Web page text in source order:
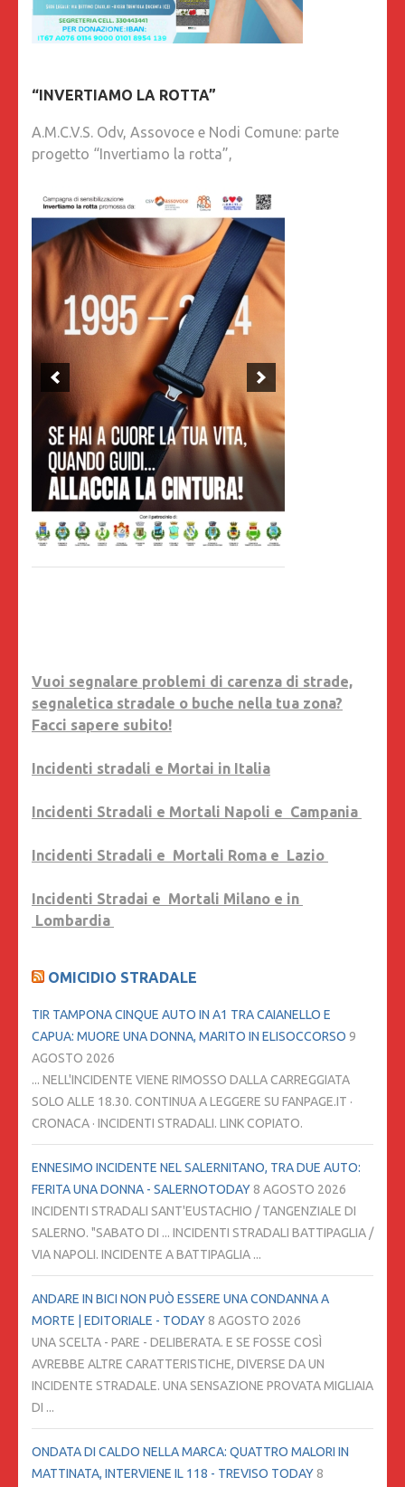
“INVERTIAMO LA ROTTA”
A.M.C.V.S. Odv, Assovoce e Nodi Comune: parte
progetto “Invertiamo la rotta”,
Vuoi segnalare problemi di carenza di strade,
segnaletica stradale o buche nella tua zona?
Facci sapere subito!
Incidenti stradali e Mortai in Italia
Incidenti Stradali e Mortali Napoli e Campania
Incidenti Stradali e Mortali Roma e Lazio
Incidenti Stradai e Mortali Milano e in
Lombardia
OMICIDIO STRADALE
TIR TAMPONA CINQUE AUTO IN A1 TRA CAIANELLO E
CAPUA: MUORE UNA DONNA, MARITO IN ELISOCCORSO 9
AGOSTO 2026
... NELL'INCIDENTE VIENE RIMOSSO DALLA CARREGGIATA
SOLO ALLE 18.30. CONTINUA A LEGGERE SU FANPAGE.IT ·
CRONACA · INCIDENTI STRADALI. LINK COPIATO.
ENNESIMO INCIDENTE NEL SALERNITANO, TRA DUE AUTO:
FERITA UNA DONNA - SALERNOTODAY8 AGOSTO 2026
INCIDENTI STRADALI SANT'EUSTACHIO / TANGENZIALE DI
SALERNO. "SABATO DI ... INCIDENTI STRADALI BATTIPAGLIA /
VIA NAPOLI. INCIDENTE A BATTIPAGLIA ...
ANDARE IN BICI NON PUÒ ESSERE UNA CONDANNA A
MORTE | EDITORIALE - TODAY8 AGOSTO 2026
UNA SCELTA - PARE - DELIBERATA. E SE FOSSE COSÌ
AVREBBE ALTRE CARATTERISTICHE, DIVERSE DA UN
INCIDENTE STRADALE. UNA SENSAZIONE PROVATA MIGLIAIA
DI ...
ONDATA DI CALDO NELLA MARCA: QUATTRO MALORI IN
MATTINATA, INTERVIENE IL 118 - TREVISO TODAY8